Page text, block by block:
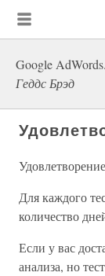
Google
Геддс Брэд
Для каждого
количество
Если у вас
анализа, но